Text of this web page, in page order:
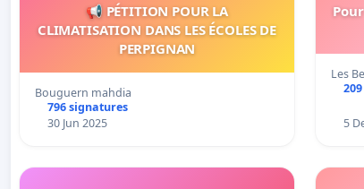
📢 PÉTITION POUR LA
CLIMATISATION DANS LES ÉCOLES DE
PERPIGNAN
Bouguern mahdia
796 signatures
30 Jun 2025
Les
5